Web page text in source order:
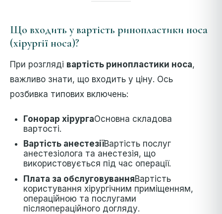
Що входить у вартість ринопластики носа
(хірургії носа)?
При розгляді вартість ринопластики носа,
важливо знати, що входить у ціну. Ось
розбивка типових включень:
Гонорар хірургаОсновна складова
вартості.
Вартість анестезіїВартість послуг
анестезіолога та анестезія, що
використовується під час операції.
Плата за обслуговуванняВартість
користування хірургічним приміщенням,
операційною та послугами
післяопераційного догляду.